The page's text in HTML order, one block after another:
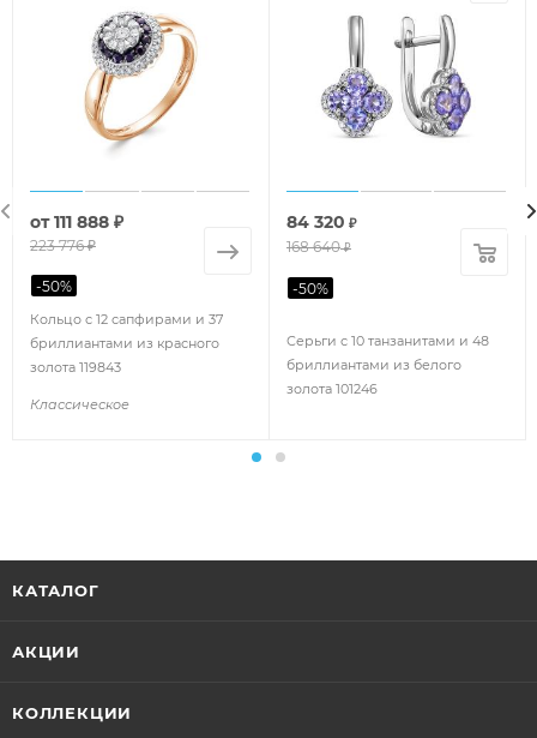
Кольцо с 12 сапфирами и 37
бриллиантами из красного
золота 119843
Классическое
от111 888 ₽
223 776 ₽
-50%
Серьги с 10 танзанитами и 48
бриллиантами из белого
золота 101246
84 320 ₽
168 640₽
-50%
КАТАЛОГ
АКЦИИ
КОЛЛЕКЦИИ